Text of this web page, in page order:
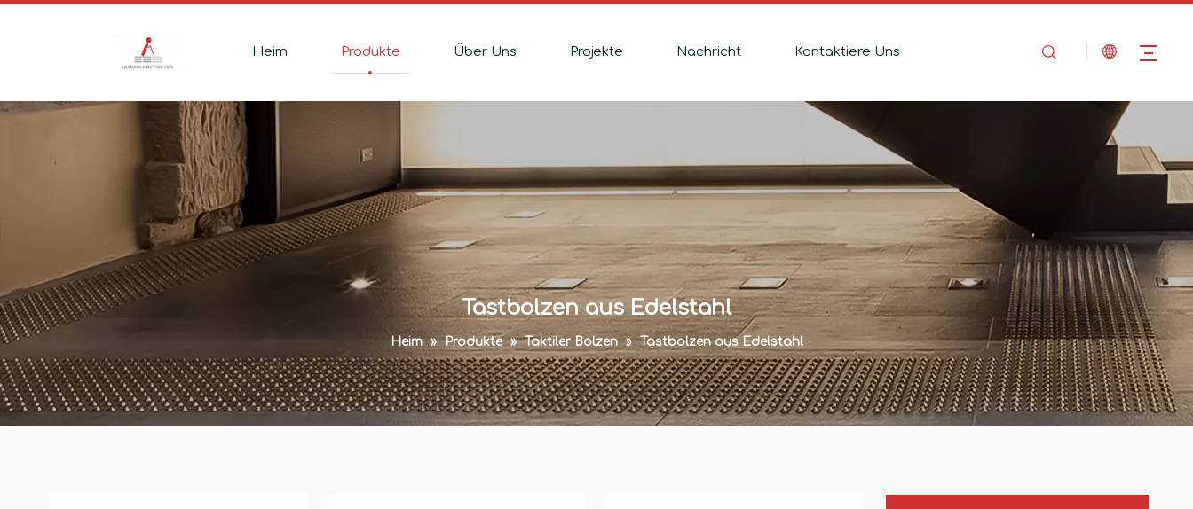
Heim Produkte Über Uns Projekte Nachricht Kontaktiere Uns
Tastbolzen aus Edelstahl
Heim » Produkte » Taktiler Bolzen » Tastbolzen aus Edelstahl